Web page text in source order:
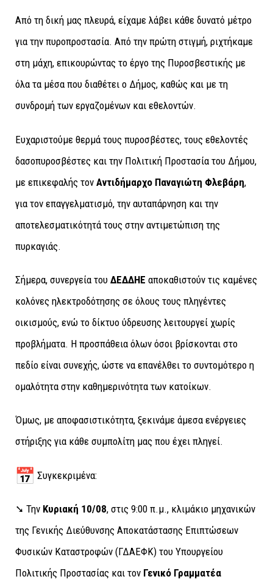
Από τη δική μας πλευρά, είχαμε λάβει κάθε δυνατό μέτρο
για την πυροπροστασία. Από την πρώτη στιγμή, ριχτήκαμε
στη μάχη, επικουρώντας το έργο της Πυροσβεστικής με
όλα τα μέσα που διαθέτει ο Δήμος, καθώς και με τη
συνδρομή των εργαζομένων και εθελοντών.
Ευχαριστούμε θερμά τους πυροσβέστες, τους εθελοντές
δασοπυροσβέστες και την Πολιτική Προστασία του Δήμου,
με επικεφαλής τον Αντιδήμαρχο Παναγιώτη Φλεβάρη,
για τον επαγγελματισμό, την αυταπάρνηση και την
αποτελεσματικότητά τους στην αντιμετώπιση της
πυρκαγιάς.
Σήμερα, συνεργεία του ΔΕΔΔΗΕ αποκαθιστούν τις καμένες
κολόνες ηλεκτροδότησης σε όλους τους πληγέντες
οικισμούς, ενώ το δίκτυο ύδρευσης λειτουργεί χωρίς
προβλήματα. Η προσπάθεια όλων όσοι βρίσκονται στο
πεδίο είναι συνεχής, ώστε να επανέλθει το συντομότερο η
ομαλότητα στην καθημερινότητα των κατοίκων.
Όμως, με αποφασιστικότητα, ξεκινάμε άμεσα ενέργειες
στήριξης για κάθε συμπολίτη μας που έχει πληγεί.
Συγκεκριμένα:
➘ Την Κυριακή 10/08, στις 9:00 π.μ., κλιμάκιο μηχανικών
της Γενικής Διεύθυνσης Αποκατάστασης Επιπτώσεων
Φυσικών Καταστροφών (ΓΔΑΕΦΚ) του Υπουργείου
Πολιτικής Προστασίας και τον Γενικό Γραμματέα